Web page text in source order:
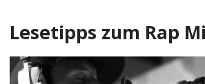
Lesetipps zum Rap